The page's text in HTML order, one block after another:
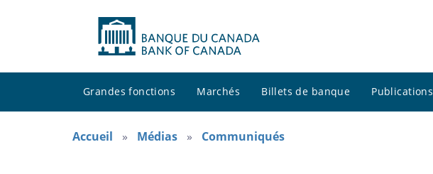
Grandes fonctions Marchés Billets de banque Publications
Accueil Médias Communiqués